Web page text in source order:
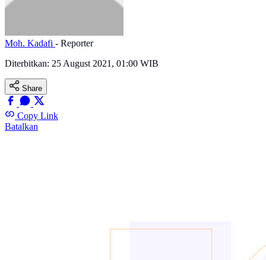
Moh. Kadafi - Reporter
Diterbitkan: 25 August 2021, 01:00 WIB
Share
Copy Link
Batalkan